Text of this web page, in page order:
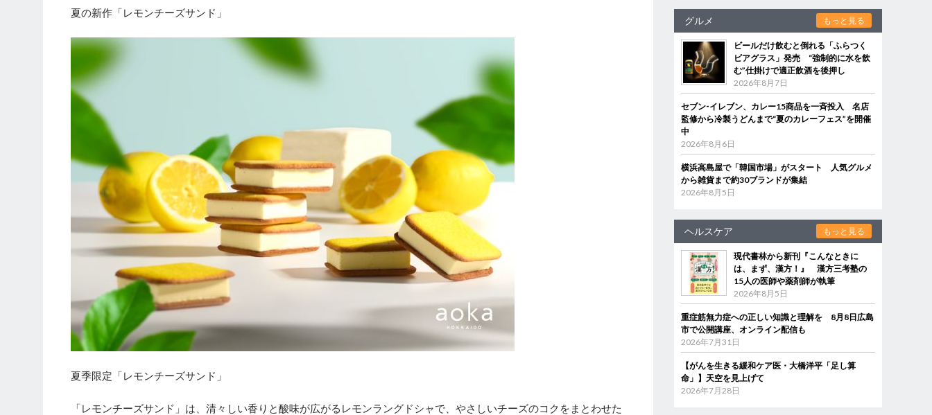
夏の新作「レモンチーズサンド」
夏季限定「レモンチーズサンド」
「レモンチーズサンド」は、清々しい香りと酸味が広がるレモンラングドシャで、やさしいチーズのコクをまとわせた
グルメ もっと見る
ビールだけ飲むと倒れる「ふらつく
ビアグラス」発売 “強制的に水を飲
む”仕掛けで適正飲酒を後押し
2026年8月7日
セブン‐イレブン、カレー15商品を一斉投入 名店
監修から冷製うどんまで“夏のカレーフェス”を開催
中
2026年8月6日
横浜高島屋で「韓国市場」がスタート 人気グルメ
から雑貨まで約30ブランドが集結
2026年8月5日
ヘルスケア もっと見る
現代書林から新刊『こんなときに
は、まず、漢方！』 漢方三考塾の
15人の医師や薬剤師が執筆
2026年8月5日
重症筋無力症への正しい知識と理解を 8月8日広島
市で公開講座、オンライン配信も
2026年7月31日
【がんを生きる緩和ケア医・大橋洋平「足し算
命」】天空を見上げて
2026年7月28日